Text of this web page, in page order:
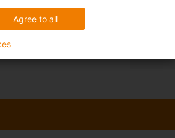
You can
Agree to all